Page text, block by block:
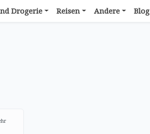
Drogerie Reisen Andere Blog